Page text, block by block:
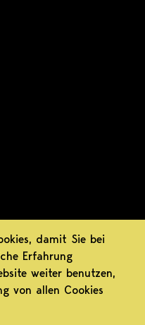
LinkedIn
damit Sie bei
Erfahrung
weiter benutzen,
von allen Cookies